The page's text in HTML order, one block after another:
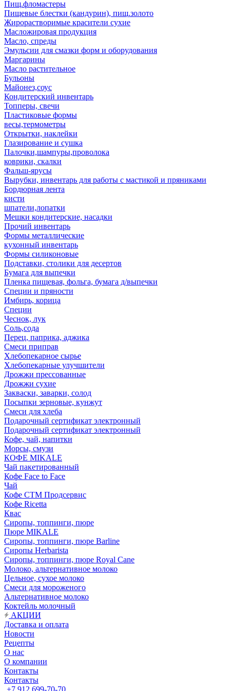
Пищ.фломастеры
Пищевые блестки (кандурин), пищ.золото
Жирорастворимые красители сухие
Масложировая продукция
Масло, спреды
Эмульсии для смазки форм и оборудования
Маргарины
Масло растительное
Бульоны
Майонез,соус
Кондитерский инвентарь
Топперы, свечи
Пластиковые формы
весы,термометры
Открытки, наклейки
Глазирование и сушка
Палочки,шампуры,проволока
коврики, скалки
Фальш-ярусы
Вырубки, инвентарь для работы с мастикой и пряниками
Бордюрная лента
кисти
шпатели,лопатки
Мешки кондитерские, насадки
Прочий инвентарь
Формы металлические
кухонный инвентарь
Формы силиконовые
Подставки, столики для десертов
Бумага для выпечки
Пленка пищевая, фольга, бумага д/выпечки
Специи и пряности
Имбирь, корица
Специи
Чеснок, лук
Соль,сода
Перец, паприка, аджика
Смеси приправ
Хлебопекарное сырье
Хлебопекарные улучшители
Дрожжи прессованные
Дрожжи сухие
Закваски, заварки, солод
Посыпки зерновые, кунжут
Смеси для хлеба
Подарочный сертификат электронный
Подарочный сертификат электронный
Кофе, чай, напитки
Морсы, смузи
КОФЕ MIKALE
Чай пакетированный
Кофе Face to Face
Чай
Кофе СТМ Продсервис
Кофе Ricetta
Квас
Сиропы, топпинги, пюре
Пюре MIKALE
Сиропы, топпинги, пюре Barline
Сиропы Herbarista
Сиропы, топпинги, пюре Royal Cane
Молоко, альтернативное молоко
Цельное, сухое молоко
Смеси для мороженого
Альтернативное молоко
Коктейль молочный
АКЦИИ
Доставка и оплата
Новости
Рецепты
О нас
О компании
Контакты
Контакты
+7 912 699-70-70